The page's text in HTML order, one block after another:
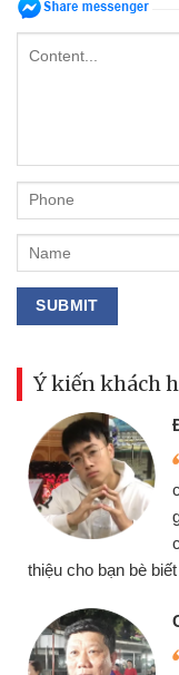
Ý kiến khách
thiệu cho bạn bè biết